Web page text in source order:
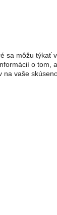
sa môžu týkať
o tom,
vaše